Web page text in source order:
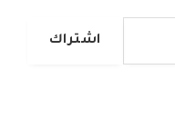
اشتراك